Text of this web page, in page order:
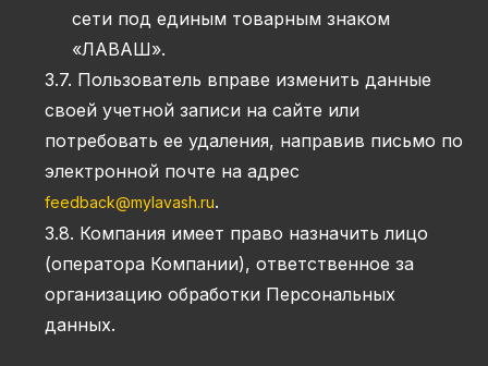
сети под единым товарным знаком
«ЛАВАШ».
3.7. Пользователь вправе изменить данные
своей учетной записи на сайте или
потребовать ее удаления, направив письмо по
электронной почте на адрес
feedback@mylavash.ru.
3.8. Компания имеет право назначить лицо
(оператора Компании), ответственное за
организацию обработки Персональных
данных.